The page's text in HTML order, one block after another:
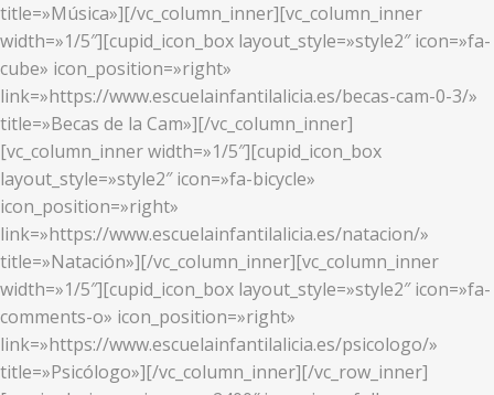
title=»Música»][/vc_column_inner][vc_column_inner
width=»1/5″][cupid_icon_box layout_style=»style2″ icon=»fa-
cube» icon_position=»right»
link=»https://www.escuelainfantilalicia.es/becas-cam-0-3/»
title=»Becas de la Cam»][/vc_column_inner]
[vc_column_inner width=»1/5″][cupid_icon_box
layout_style=»style2″ icon=»fa-bicycle»
icon_position=»right»
link=»https://www.escuelainfantilalicia.es/natacion/»
title=»Natación»][/vc_column_inner][vc_column_inner
width=»1/5″][cupid_icon_box layout_style=»style2″ icon=»fa-
comments-o» icon_position=»right»
link=»https://www.escuelainfantilalicia.es/psicologo/»
title=»Psicólogo»][/vc_column_inner][/vc_row_inner]